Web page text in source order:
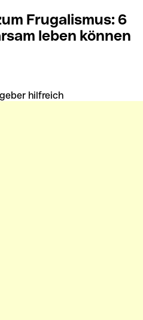
Frugalismus: 6
leben können
hilfreich